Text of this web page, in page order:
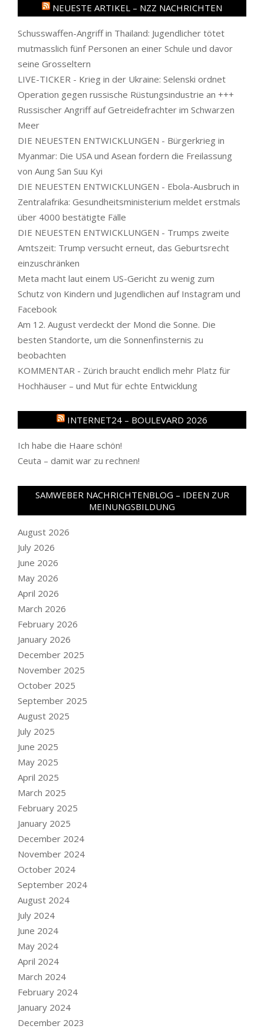
NEUESTE ARTIKEL – NZZ NACHRICHTEN
Schusswaffen-Angriff in Thailand: Jugendlicher tötet
mutmasslich fünf Personen an einer Schule und davor
seine Grosseltern
LIVE-TICKER - Krieg in der Ukraine: Selenski ordnet
Operation gegen russische Rüstungsindustrie an +++
Russischer Angriff auf Getreidefrachter im Schwarzen
Meer
DIE NEUESTEN ENTWICKLUNGEN - Bürgerkrieg in
Myanmar: Die USA und Asean fordern die Freilassung
von Aung San Suu Kyi
DIE NEUESTEN ENTWICKLUNGEN - Ebola-Ausbruch in
Zentralafrika: Gesundheitsministerium meldet erstmals
über 4000 bestätigte Fälle
DIE NEUESTEN ENTWICKLUNGEN - Trumps zweite
Amtszeit: Trump versucht erneut, das Geburtsrecht
einzuschränken
Meta macht laut einem US-Gericht zu wenig zum
Schutz von Kindern und Jugendlichen auf Instagram und
Facebook
Am 12. August verdeckt der Mond die Sonne. Die
besten Standorte, um die Sonnenfinsternis zu
beobachten
KOMMENTAR - Zürich braucht endlich mehr Platz für
Hochhäuser – und Mut für echte Entwicklung
INTERNET24 – BOULEVARD 2026
Ich habe die Haare schön!
Ceuta – damit war zu rechnen!
SAMWEBER NACHRICHTENBLOG – IDEEN ZUR
MEINUNGSBILDUNG
August 2026
July 2026
June 2026
May 2026
April 2026
March 2026
February 2026
January 2026
December 2025
November 2025
October 2025
September 2025
August 2025
July 2025
June 2025
May 2025
April 2025
March 2025
February 2025
January 2025
December 2024
November 2024
October 2024
September 2024
August 2024
July 2024
June 2024
May 2024
April 2024
March 2024
February 2024
January 2024
December 2023